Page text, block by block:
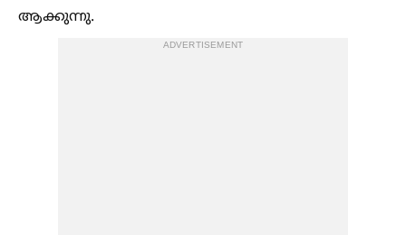
ആക്കുന്നു.
ADVERTISEMENT